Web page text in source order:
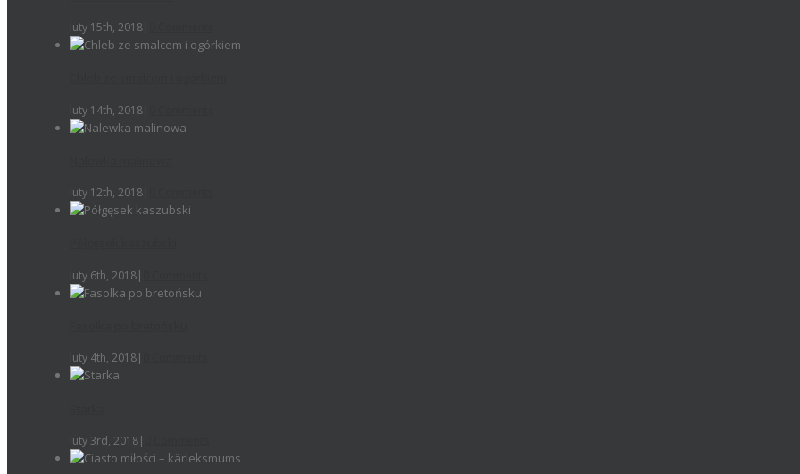
luty 15th, 2018|
luty 14th, 2018|
luty 12th, 2018|
luty 6th, 2018|
luty 4th, 2018|
luty 3rd, 2018|